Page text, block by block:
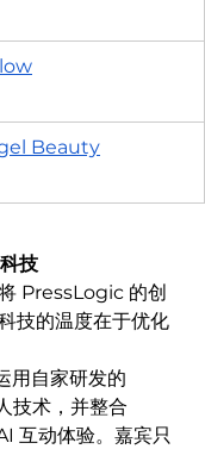
Beauty
技
PressLogic 的创
技的温度在于优化
用自家研发的
技术，并整合
互动体验。嘉宾只